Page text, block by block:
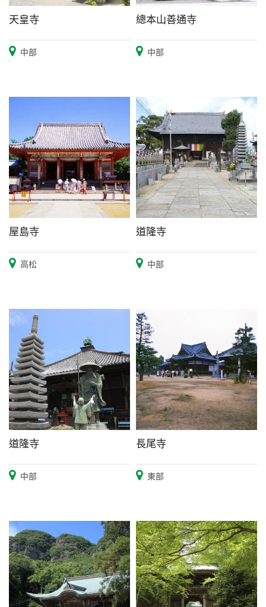
天皇寺
中部
總本山善通寺
中部
屋島寺
高松
道隆寺
中部
道隆寺
中部
長尾寺
東部